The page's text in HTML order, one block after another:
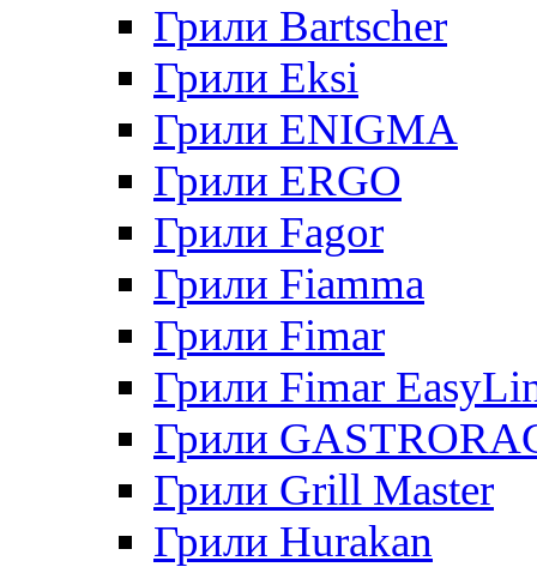
Грили Bartscher
Грили Eksi
Грили ENIGMA
Грили ERGO
Грили Fagor
Грили Fiamma
Грили Fimar
Грили Fimar
Грили
Грили Grill Master
Грили Hurakan